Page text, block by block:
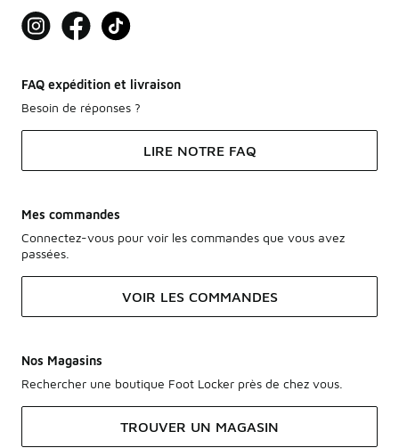
FAQ expédition et livraison
Besoin de réponses ?
LIRE NOTRE FAQ
Mes commandes
Connectez-vous pour voir les commandes que vous avez
passées.
VOIR LES COMMANDES
Nos Magasins
Rechercher une boutique Foot Locker près de chez vous.
TROUVER UN MAGASIN